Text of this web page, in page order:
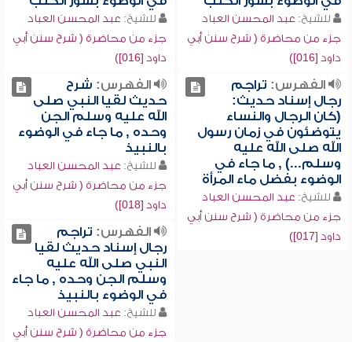
للشيخ: عبد المحسن العباد
جزء من محاضرة ( شرح سنن أبي
داود [016])
للشيخ: عبد المحسن العباد
جزء من محاضرة ( شرح سنن أبي
داود [016])
الفهرس: تراجم
رجال إسناد حديث:
(كان الرجال والنساء
يتوضئون في زمان رسول
الله صلى الله عليه
وسلم...) , ما جاء في
الوضوء بفضل ماء المرأة
للشيخ: عبد المحسن العباد
جزء من محاضرة ( شرح سنن أبي
داود [017])
الفهرس: شرح
حديث لقيا النبي صلى
الله عليه وسلم الجن
وحده , ما جاء في الوضوء
بالنبيذ
للشيخ: عبد المحسن العباد
جزء من محاضرة ( شرح سنن أبي
داود [018])
الفهرس: تراجم
رجال إسناد حديث لقيا
النبي صلى الله عليه
وسلم الجن وحده , ما جاء
في الوضوء بالنبيذ
للشيخ: عبد المحسن العباد
جزء من محاضرة ( شرح سنن أبي